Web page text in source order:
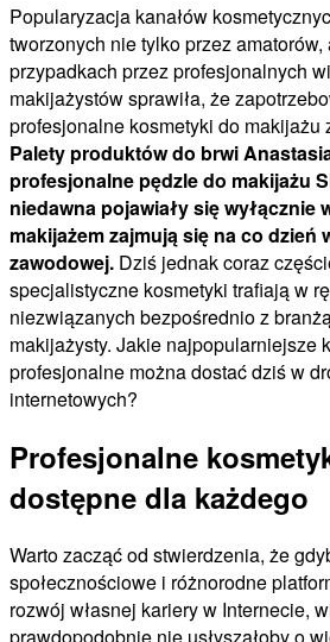
Popularyzacja kanałów
tworzonych nie tylko przez
przypadkach przez profesjonalnych
makijażystów sprawiła, że
profesjonalne kosmetyki do makijażu
Palety produktów do brwi
profesjonalne pędzle do makijażu
niedawna pojawiały się wyłącznie
makijażem zajmują się na co dzień
zawodowej. Dziś jednak coraz
specjalistyczne kosmetyki trafiają w
niezwiązanych bezpośrednio z
makijażysty. Jakie najpopularniejsze
profesjonalne można dostać dziś w
internetowych?
Profesjonalne
dostępne dla każdego
Warto zacząć od stwierdzenia, że
społecznościowe i różnorodne
rozwój własnej kariery w Internecie,
prawdopodobnie nie usłyszałoby o